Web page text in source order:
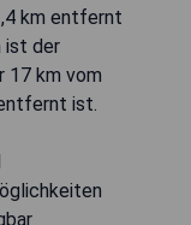
km entfernt
ist der
17 km vom
ist.